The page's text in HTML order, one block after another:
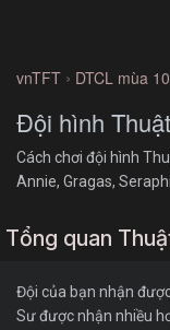
vnTFT › DTCL mùa 10
Đội hình
Cách chơi đội hình
Annie, Gragas,
Tổng quan
Đội của bạn nhận
Sư được nhận nhiều